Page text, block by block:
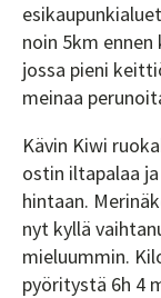
noin 5km
jossa pieni
meinaa
Kävin Kiwi
ostin iltapalaa
hintaan.
nyt kyllä
mieluummin.
pyöritystä 6h 4